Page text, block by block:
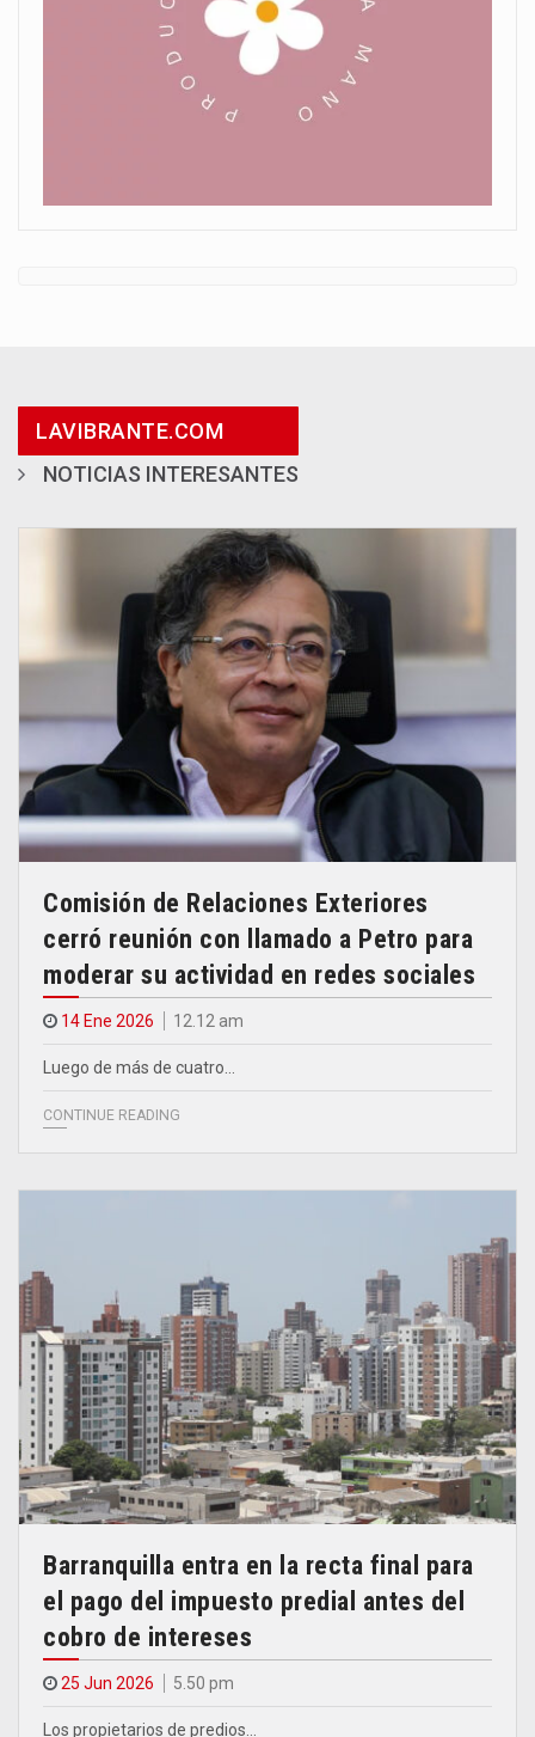
LAVIBRANTE.COM
NOTICIAS INTERESANTES
Comisión de Relaciones Exteriores
cerró reunión con llamado a Petro para
moderar su actividad en redes sociales
14 Ene 2026 12.12 am
Luego de más de cuatro…
CONTINUE READING
Barranquilla entra en la recta final para
el pago del impuesto predial antes del
cobro de intereses
25 Jun 2026 5.50 pm
Los propietarios de predios…